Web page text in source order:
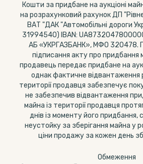
Кошти за придбане на аукціоні
на розрахунковий рахунок ДП
ВАТ "ДАК "Автомобільні дороги
31994540) IBAN:
АБ «УКРГАЗБАНК», МФО 320478.
підписання акту про придбання
продавець передає придбане на
однак фактичне відвантаження
території продавця забезпечує
не забезпечив відвантаження
майна із території продавця
днів із моменту його
неустойку за зберігання майна у
ціни продажу за кожен день
Обмеження